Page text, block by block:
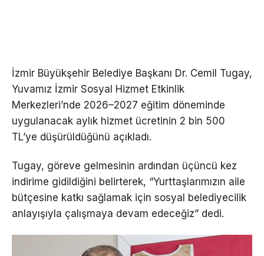
İzmir Büyükşehir Belediye Başkanı Dr. Cemil Tugay,
Yuvamız İzmir Sosyal Hizmet Etkinlik
Merkezleri’nde 2026–2027 eğitim döneminde
uygulanacak aylık hizmet ücretinin 2 bin 500
TL’ye düşürüldüğünü açıkladı.
Tugay, göreve gelmesinin ardından üçüncü kez
indirime gidildiğini belirterek, “Yurttaşlarımızın aile
bütçesine katkı sağlamak için sosyal belediyecilik
anlayışıyla çalışmaya devam edeceğiz” dedi.